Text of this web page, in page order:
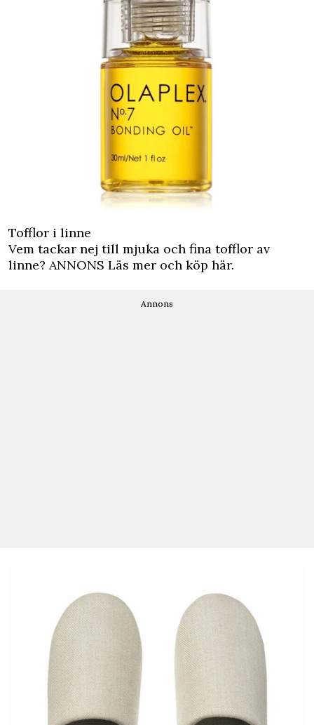
Tofflor i linne
Vem tackar nej till mjuka och fina tofflor av
linne? ANNONS Läs mer och köp här.
Annons